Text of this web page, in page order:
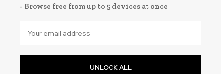
- Browse free from up to 5 devices at once
UNLOCK ALL